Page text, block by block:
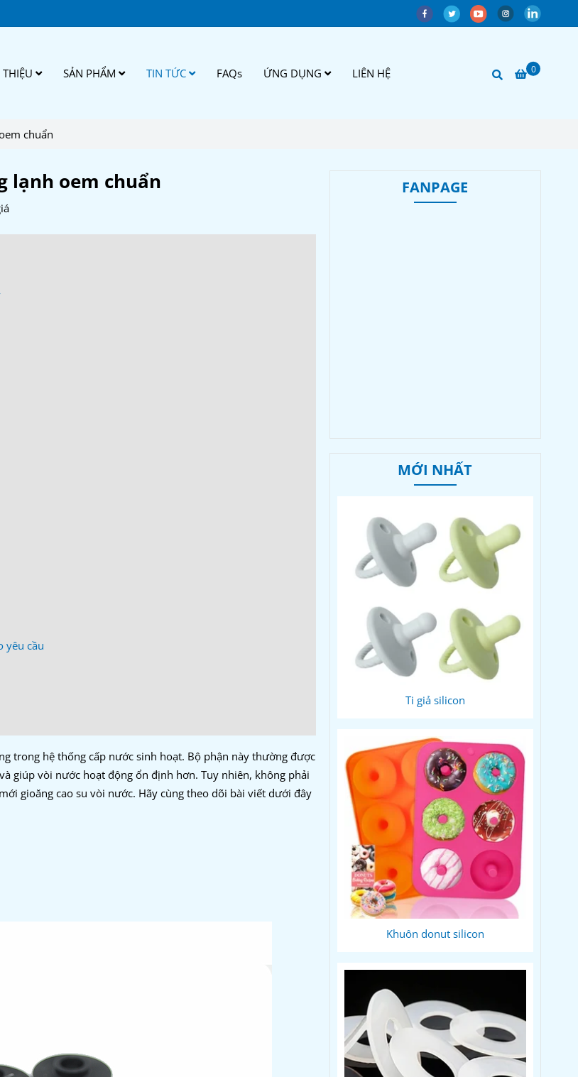
0
SẢN PHẨM TIN TỨC FAQs ỨNG DỤNG LIÊN HỆ
chuẩn
lạnh oem chuẩn
yêu cầu
trong hệ thống cấp nước sinh hoạt. Bộ phận này thường được
giúp vòi nước hoạt động ổn định hơn. Tuy nhiên, không phải
gioăng cao su vòi nước. Hãy cùng theo dõi bài viết dưới đây
FANPAGE
MỚI NHẤT
Ti giả silicon
Khuôn donut silicon